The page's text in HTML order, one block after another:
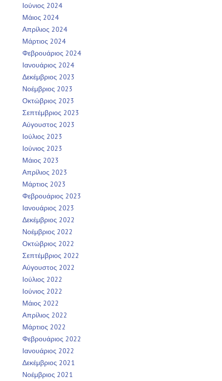
Ιούνιος 2024
Μάιος 2024
Απρίλιος 2024
Μάρτιος 2024
Φεβρουάριος 2024
Ιανουάριος 2024
Δεκέμβριος 2023
Νοέμβριος 2023
Οκτώβριος 2023
Σεπτέμβριος 2023
Αύγουστος 2023
Ιούλιος 2023
Ιούνιος 2023
Μάιος 2023
Απρίλιος 2023
Μάρτιος 2023
Φεβρουάριος 2023
Ιανουάριος 2023
Δεκέμβριος 2022
Νοέμβριος 2022
Οκτώβριος 2022
Σεπτέμβριος 2022
Αύγουστος 2022
Ιούλιος 2022
Ιούνιος 2022
Μάιος 2022
Απρίλιος 2022
Μάρτιος 2022
Φεβρουάριος 2022
Ιανουάριος 2022
Δεκέμβριος 2021
Νοέμβριος 2021